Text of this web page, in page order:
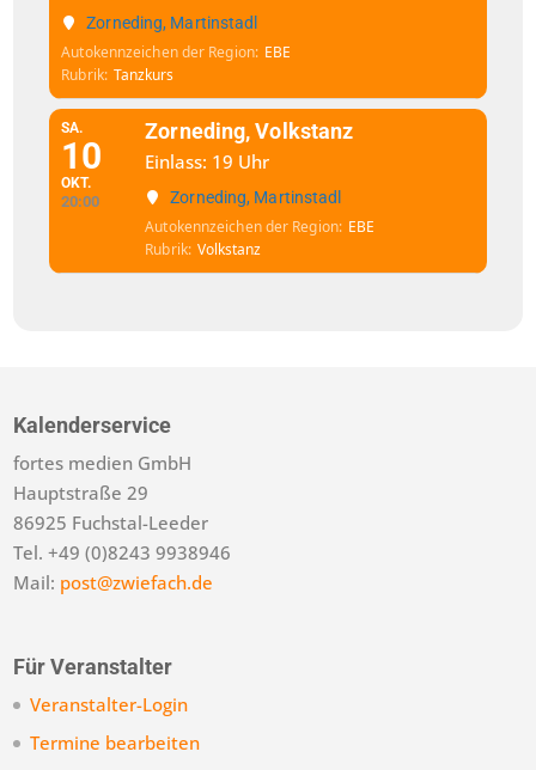
Zorneding, Martinstadl
Autokennzeichen der Region EBE
Rubrik Tanzkurs
SA.
10
OKT.
20:00
Zorneding, Volkstanz
Einlass: 19 Uhr
Zorneding, Martinstadl
Autokennzeichen der Region EBE
Rubrik Volkstanz
Kalenderservice
fortes medien GmbH
Hauptstraße 29
86925 Fuchstal-Leeder
Tel. +49 (0)8243 9938946
Mail: post@zwiefach.de
Für Veranstalter
Veranstalter-Login
Termine bearbeiten